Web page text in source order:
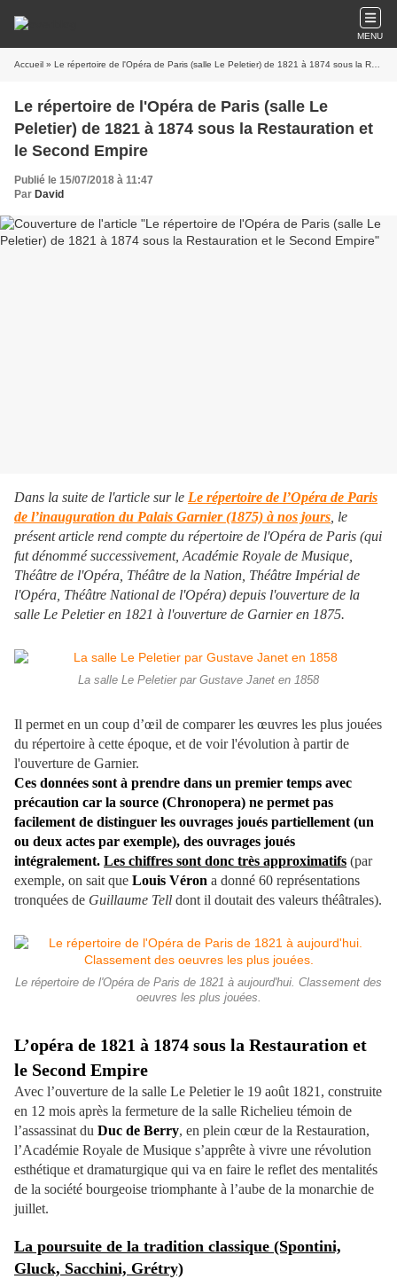
MENU
Accueil » Le répertoire de l'Opéra de Paris (salle Le Peletier) de 1821 à 1874 sous la Restauration et le Second Empire
Le répertoire de l'Opéra de Paris (salle Le
Peletier) de 1821 à 1874 sous la Restauration et
le Second Empire
Publié le 15/07/2018 à 11:47
Par David
Dans la suite de l'article sur le Le répertoire de l’Opéra de Paris
de l’inauguration du Palais Garnier (1875) à nos jours , le
présent article rend compte du répertoire de l'Opéra de Paris (qui
fut dénommé successivement, Académie Royale de Musique,
Théâtre de l'Opéra, Théâtre de la Nation, Théâtre Impérial de
l'Opéra, Théâtre National de l'Opéra) depuis l'ouverture de la
salle Le Peletier en 1821 à l'ouverture de Garnier en 1875.
La salle Le Peletier par Gustave Janet en 1858
Il permet en un coup d’œil de comparer les œuvres les plus jouées
du répertoire à cette époque, et de voir l'évolution à partir de
l'ouverture de Garnier.
Ces données sont à prendre dans un premier temps avec
précaution car la source (Chronopera) ne permet pas
facilement de distinguer les ouvrages joués partiellement (un
ou deux actes par exemple), des ouvrages joués
intégralement. Les chiffres sont donc très approximatifs (par
exemple, on sait que Louis Véron a donné 60 représentations
tronquées de Guillaume Tell dont il doutait des valeurs théâtrales).
Le répertoire de l'Opéra de Paris de 1821 à aujourd'hui. Classement des
oeuvres les plus jouées.
L’opéra de 1821 à 1874 sous la Restauration et
le Second Empire
Avec l’ouverture de la salle Le Peletier le 19 août 1821, construite
en 12 mois après la fermeture de la salle Richelieu témoin de
l’assassinat du Duc de Berry, en plein cœur de la Restauration,
l’Académie Royale de Musique s’apprête à vivre une révolution
esthétique et dramaturgique qui va en faire le reflet des mentalités
de la société bourgeoise triomphante à l’aube de la monarchie de
juillet.
La poursuite de la tradition classique (Spontini,
Gluck, Sacchini, Grétry)